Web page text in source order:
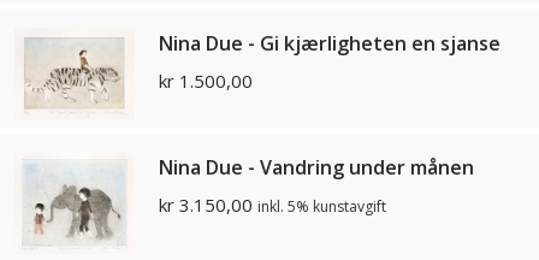
Nina Due - Gi kjærligheten en sjanse
kr 1.500,00
Nina Due - Vandring under månen
kr 3.150,00 inkl. 5% kunstavgift